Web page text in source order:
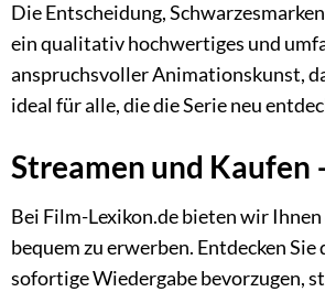
Die Entscheidung,
ein qualitativ hochwertiges und
anspruchsvoller Animationskunst,
ideal für alle, die die Serie neu
Streamen und Kaufen
Bei Film-Lexikon.de bieten wir
bequem zu erwerben. Entdecken
sofortige Wiedergabe bevorzugen,